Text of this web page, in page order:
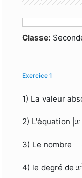
Formulaire
Classe:
Exercice 1
1) La valeur
2) L'équation |x
|
3) Le nombre −
4) le degré dex